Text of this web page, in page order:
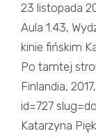
23 listopada
Aula 1.43,
kinie fińskim
Po tamtej
Finlandia,
id=727
Katarzyna